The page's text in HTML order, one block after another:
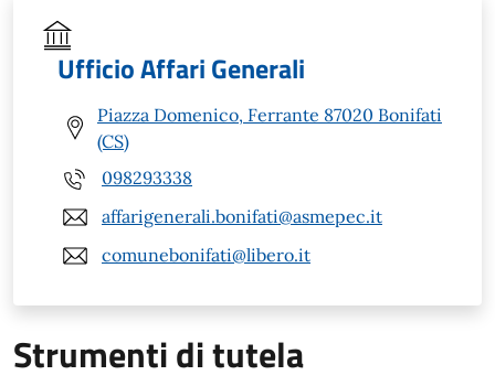
Ufficio Affari Generali
Piazza Domenico, Ferrante 87020 Bonifati
(CS)
098293338
affarigenerali.bonifati@asmepec.it
comunebonifati@libero.it
Strumenti di tutela